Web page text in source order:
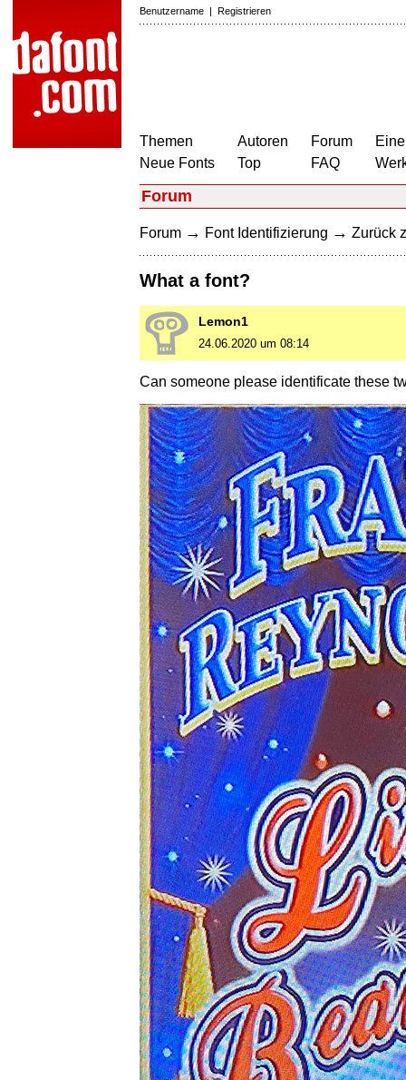
Benutzername | Registrieren
Themen
Neue Fonts
Autoren
Top
Forum
FAQ
Forum
Forum → Font Identifizierung → Zurück
What a font?
Lemon1
24.06.2020 um 08:14
Can someone please identificate these